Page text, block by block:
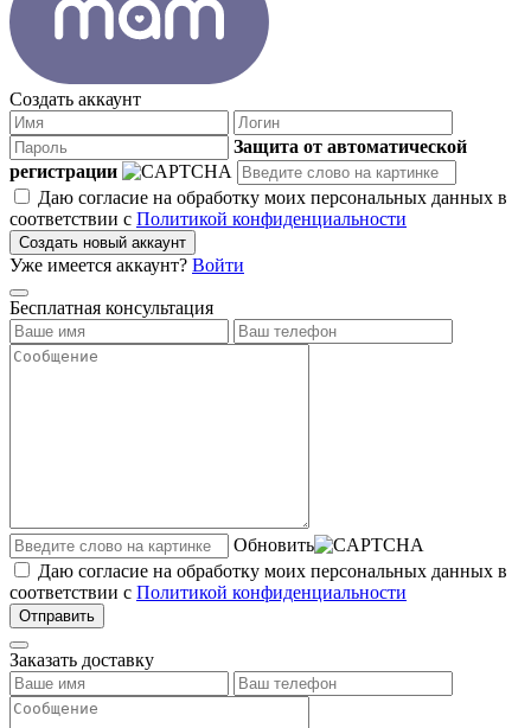
Создать аккаунт
Защита от автоматической
регистрации
Даю согласие на обработку моих персональных данных в
соответствии с Политикой конфиденциальности
Создать новый аккаунт
Уже имеется аккаунт? Войти
Бесплатная консультация
Обновить
Даю согласие на обработку моих персональных данных в
соответствии с Политикой конфиденциальности
Отправить
Заказать доставку